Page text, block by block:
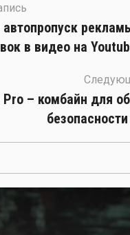
в видео на
– комбайн для